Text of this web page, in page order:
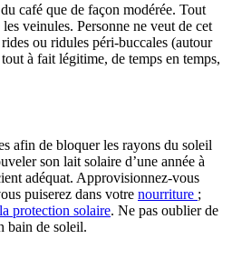
café que de façon modérée. Tout
veinules. Personne ne veut de cet
ou ridules péri-buccales (autour
à fait légitime, de temps en temps,
afin de bloquer les rayons du soleil
son lait solaire d’une année à
adéquat. Approvisionnez-vous
puiserez dans votre nourriture ;
la protection solaire. Ne pas oublier de
bain de soleil.